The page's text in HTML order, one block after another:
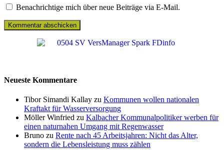
Benachrichtige mich über neue Beiträge via E-Mail.
Neueste Kommentare
Tibor Simandi Kallay zu Kommunen wollen nationalen
Kraftakt für Wasserversorgung
Möller Winfried zu Kalbacher Kommunalpolitiker werben für
einen naturnahen Umgang mit Regenwasser
Bruno zu Rente nach 45 Arbeitsjahren: Nicht das Alter,
sondern die Lebensleistung muss zählen